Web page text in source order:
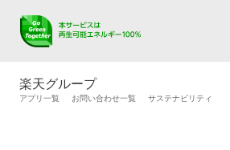
比企郡
深谷市
キズ修理予約
メンテナンス管理
タイヤ交換サービス
自動車カタログ 自動車保険
楽天グループ
アプリ一覧 お問い合わせ一覧 サステナビリティ